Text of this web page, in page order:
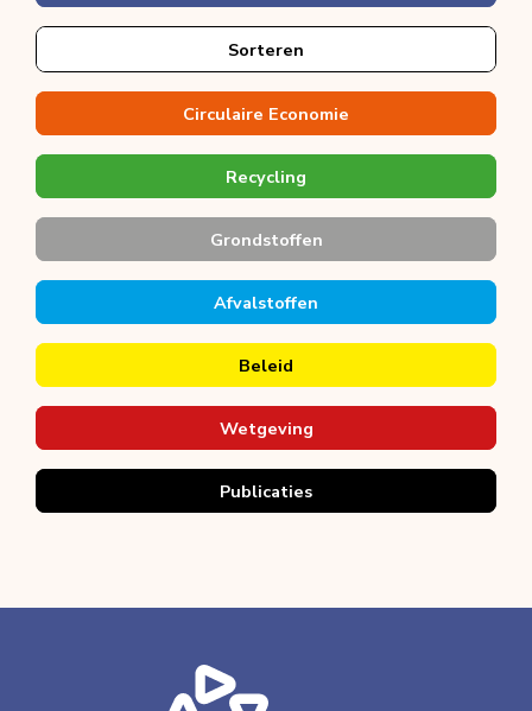
Sorteren
Circulaire Economie
Recycling
Grondstoffen
Afvalstoffen
Beleid
Wetgeving
Publicaties